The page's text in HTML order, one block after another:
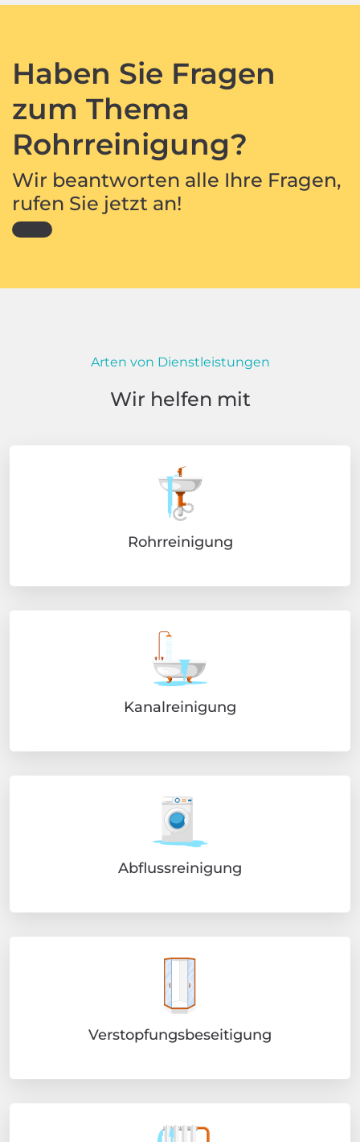
Haben Sie Fragen
zum Thema
Rohrreinigung?
Wir beantworten alle Ihre Fragen,
rufen Sie jetzt an!
Arten von Dienstleistungen
Wir helfen mit
Rohrreinigung
Kanalreinigung
Abflussreinigung
Verstopfungsbeseitigung